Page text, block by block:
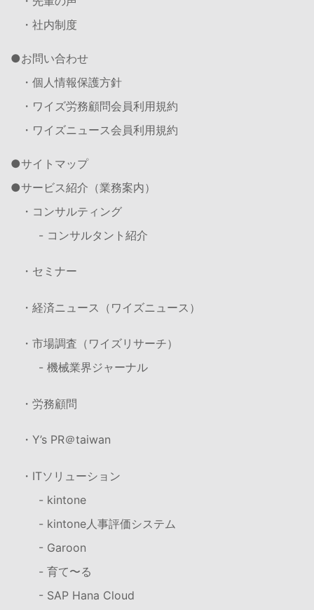
・社内制度
お問い合わせ
・個人情報保護方針
・ワイズ労務顧問会員利用規約
・ワイズニュース会員利用規約
サイトマップ
サービス紹介（業務案内）
・コンサルティング
- コンサルタント紹介
・セミナー
・経済ニュース（ワイズニュース）
・市場調査（ワイズリサーチ）
- 機械業界ジャーナル
・労務顧問
・Y’s PR＠taiwan
・ITソリューション
- kintone
- kintone人事評価システム
- Garoon
- 育て〜る
- SAP Hana Cloud